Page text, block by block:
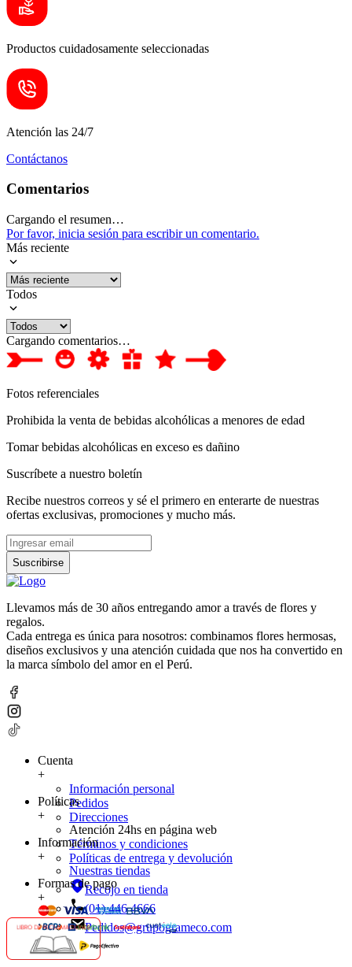
Productos cuidadosamente seleccionadas
Atención las 24/7
Contáctanos
Comentarios
Cargando el resumen…
Por favor, inicia sesión para escribir un comentario.
Más reciente
Todos
Cargando comentarios…
Fotos referenciales
Prohibida la venta de bebidas alcohólicas a menores de edad
Tomar bebidas alcohólicas en exceso es dañino
Suscríbete a nuestro boletín
Recibe nuestros correos y sé el primero en enterarte de nuestras
ofertas exclusivas, promociones y mucho más.
Suscribirse
Llevamos más de 30 años entregando amor a través de flores y
regalos.
Cada entrega es única para nosotros: combinamos flores hermosas,
diseños exclusivos y una atención cuidada que nos ha convertido en
la marca símbolo del amor en el Perú.
Cuenta
+
Información personal
Pedidos
Direcciones
Políticas
+
Atención 24hs en página web
Términos y condiciones
Políticas de entrega y devolución
Información
+
Nuestras tiendas
Recojo en tienda
(01) 446 4666
Pedidos@grupogrameco.com
Formas de pago
+